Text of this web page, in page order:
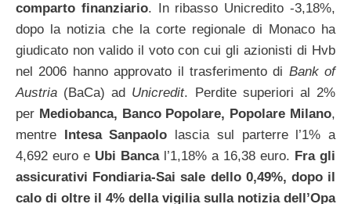
comparto finanziario. In ribasso Unicredito -3,18%,
dopo la notizia che la corte regionale di Monaco ha
giudicato non valido il voto con cui gli azionisti di Hvb
nel 2006 hanno approvato il trasferimento di Bank of
Austria (BaCa) ad Unicredit. Perdite superiori al 2%
per Mediobanca, Banco Popolare, Popolare Milano,
mentre Intesa Sanpaolo lascia sul parterre l’1% a
4,692 euro e Ubi Bancal’1,18% a 16,38 euro. Fra gli
assicurativi Fondiaria-Sai sale dello 0,49%, dopo il
calo di oltre il 4% della vigilia sulla notizia dell’Opa